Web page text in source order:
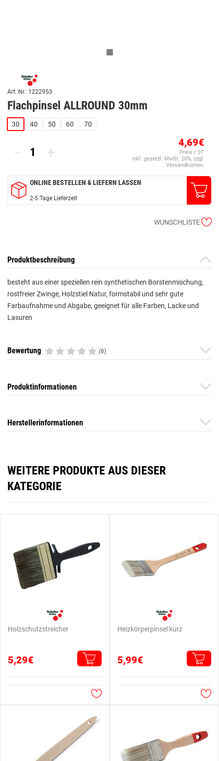
Art. Nr.: 1222953
Flachpinsel ALLROUND 30mm
30 40 50 60 70
- + 4,69€
Preis / ST
inkl. gesetzl. MwSt. 20%, zzgl.
Versandkosten.
ONLINE BESTELLEN & LIEFERN LASSEN
2-5 Tage Lieferzeit
WUNSCHLISTE
Produktbeschreibung
besteht aus einer speziellen rein synthetischen Borstenmischung,
rostfreier Zwinge, Holzstiel Natur, formstabil und sehr gute
Farbaufnahme und Abgabe, geeignet für alle Farben, Lacke und
Lasuren
Bewertung (0)
Produktinformationen
Herstellerinformationen
WEITERE PRODUKTE AUS DIESER
KATEGORIE
Holzschutzstreicher
5,29€
Heizkörperpinsel kurz
5,99€